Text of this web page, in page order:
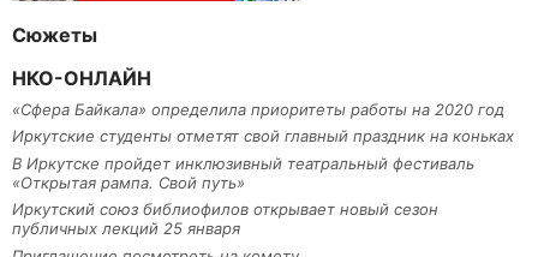
Сюжеты
НКО-ОНЛАЙН
«Сфера Байкала» определила приоритеты работы на 2020 год
Иркутские студенты отметят свой главный праздник на коньках
В Иркутске пройдет инклюзивный театральный фестиваль
«Открытая рампа. Свой путь»
Иркутский союз библиофилов открывает новый сезон
публичных лекций 25 января